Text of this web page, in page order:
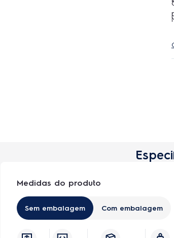
*
Medidas do produto
Sem embalagem Com embalagem